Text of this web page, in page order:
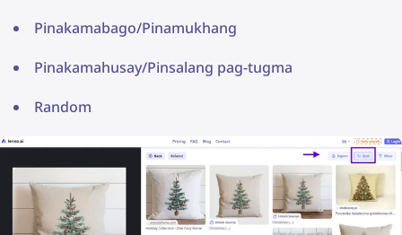
Pinakamabago/Pinamukhang
Pinakamahusay/Pinsalang pag-tugma
Random